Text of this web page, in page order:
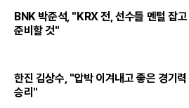
BNK 박준석, "KRX 전, 선수들 멘털 잡고
준비할 것"
한진 김상수, "압박 이겨내고 좋은 경기력
승리"